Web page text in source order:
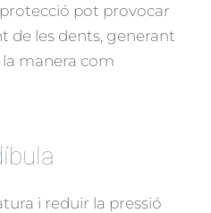
protecció pot provocar
de les dents, generant
manera com
i reduir la pressió